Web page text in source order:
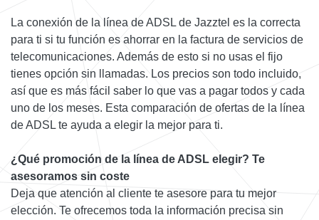
La conexión de la línea de ADSL de Jazztel es la correcta
para ti si tu función es ahorrar en la factura de servicios de
telecomunicaciones. Además de esto si no usas el fijo
tienes opción sin llamadas. Los precios son todo incluido,
así que es más fácil saber lo que vas a pagar todos y cada
uno de los meses. Esta comparación de ofertas de la línea
de ADSL te ayuda a elegir la mejor para ti.
¿Qué promoción de la línea de ADSL elegir? Te
asesoramos sin coste
Deja que atención al cliente te asesore para tu mejor
elección. Te ofrecemos toda la información precisa sin